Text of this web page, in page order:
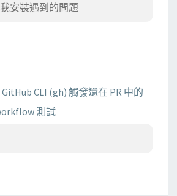
安裝遇到的問題
CLI (gh) 觸發還在 PR 中的
測試